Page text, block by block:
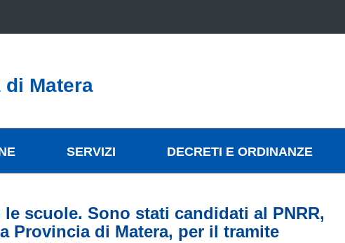
Matera
SERVIZI DECRETI E ORDINANZE
scuole. Sono stati candidati al PNRR,
Provincia di Matera, per il tramite